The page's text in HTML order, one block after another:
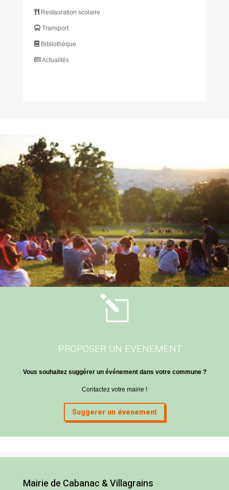
Restauration scolaire
Transport
Bibliothèque
Actualités
l
PROPOSER UN EVENEMENT
Vous souhaitez suggérer un événement dans votre commune ?
Contactez votre mairie !
Suggerer un évenement
Mairie de Cabanac & Villagrains